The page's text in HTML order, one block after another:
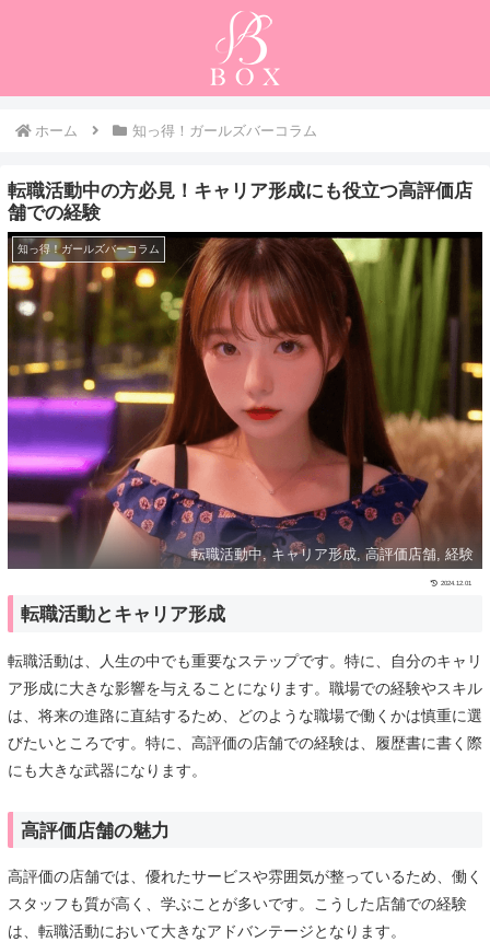
ホーム 知っ得！ガールズバーコラム
転職活動中の方必見！キャリア形成にも役立つ高評価店
舗での経験
知っ得！ガールズバーコラム
転職活動中, キャリア形成, 高評価店舗, 経験
2024.12.01
転職活動とキャリア形成
転職活動は、人生の中でも重要なステップです。特に、自分のキャリ
ア形成に大きな影響を与えることになります。職場での経験やスキル
は、将来の進路に直結するため、どのような職場で働くかは慎重に選
びたいところです。特に、高評価の店舗での経験は、履歴書に書く際
にも大きな武器になります。
高評価店舗の魅力
高評価の店舗では、優れたサービスや雰囲気が整っているため、働く
スタッフも質が高く、学ぶことが多いです。こうした店舗での経験
は、転職活動において大きなアドバンテージとなります。